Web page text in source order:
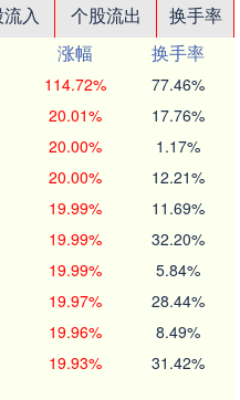
入 个股流出
换手率
涨幅
换手率
114.72% 77.46%
20.01% 17.76%
20.00% 1.17%
20.00% 12.21%
19.99% 11.69%
19.99% 32.20%
19.99% 5.84%
19.97% 28.44%
19.96% 8.49%
19.93% 31.42%